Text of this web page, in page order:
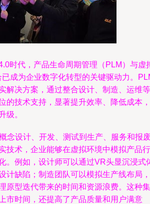
时代，产品生命周期管理（PLM）与虚
成为企业数字化转型的关键驱动力。
解决方案，通过整合设计、制造、运维等
的技术支持，显著提升效率、降低成本，
级。
念设计、开发、测试到生产、服务和报
技术，企业能够在虚拟环境中模拟产品行
。例如，设计师可以通过VR头显沉浸式
计缺陷；制造团队可以模拟生产线布局，
原型迭代带来的时间和资源浪费。这种集
市时间，还提高了产品质量和用户满意